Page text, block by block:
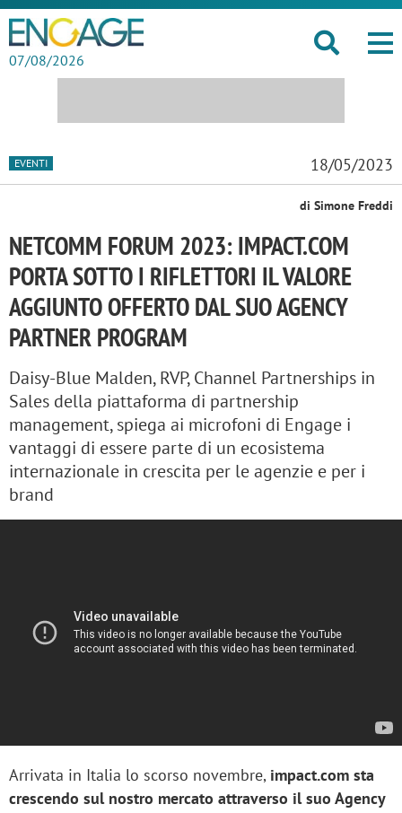
07/08/2026
EVENTI 18/05/2023
di Simone Freddi
NETCOMM FORUM 2023: IMPACT.COM
PORTA SOTTO I RIFLETTORI IL VALORE
AGGIUNTO OFFERTO DAL SUO AGENCY
PARTNER PROGRAM
Daisy-Blue Malden, RVP, Channel Partnerships in
Sales della piattaforma di partnership
management, spiega ai microfoni di Engage i
vantaggi di essere parte di un ecosistema
internazionale in crescita per le agenzie e per i
brand
Arrivata in Italia lo scorso novembre, impact.com sta
crescendo sul nostro mercato attraverso il suo Agency